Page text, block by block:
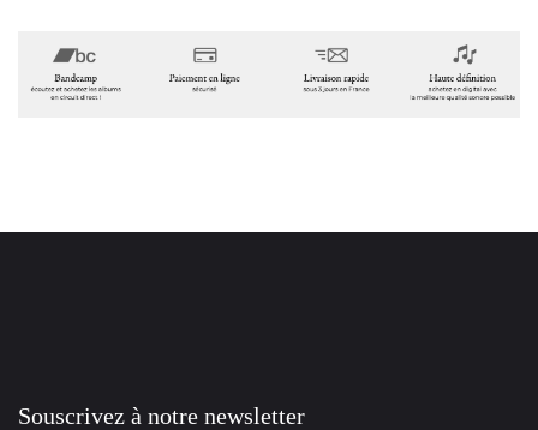
Souscrivez à notre newsletter